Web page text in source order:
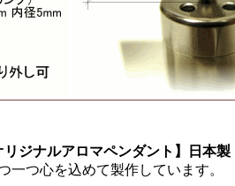
リジナルアロマペンダント】日本製
一つ心を込めて製作しています。